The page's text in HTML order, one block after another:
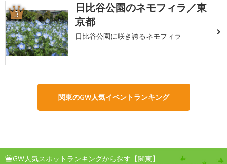
3
日比谷公園のネモフィラ／東
京都
日比谷公園に咲き誇るネモフィラ
関東のGW人気イベントランキング
GW人気スポットランキングから探す【関東】